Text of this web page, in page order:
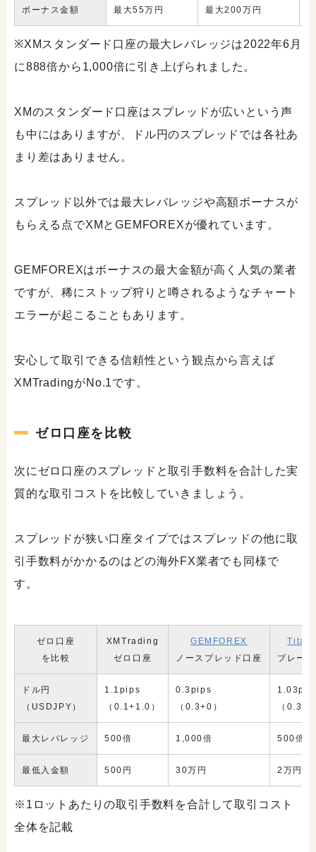
ボーナス金額 最大55万円 最大200万円
※XMスタンダード口座の最大レバレッジは2022年6月
に888倍から1,000倍に引き上げられました。
XMのスタンダード口座はスプレッドが広いという声
も中にはありますが、ドル円のスプレッドでは各社あ
まり差はありません。
スプレッド以外では最大レバレッジや高額ボーナスが
もらえる点でXMとGEMFOREXが優れています。
GEMFOREXはボーナスの最大金額が高く人気の業者
ですが、稀にストップ狩りと噂されるようなチャート
エラーが起こることもあります。
安心して取引できる信頼性という観点から言えば
XMTradingがNo.1です。
ゼロ口座を比較
次にゼロ口座のスプレッドと取引手数料を合計した実
質的な取引コストを比較していきましょう。
スプレッドが狭い口座タイプではスプレッドの他に取
引手数料がかかるのはどの海外FX業者でも同様で
す。
ゼロ口座
を比較
XMTrading
ゼロ口座
GEMFOREX
ノースプレッド口座
ブレー
ドル円
（USDJPY）
1.1pips
（0.1+1.0）
0.3pips
（0.3+0）
（
最大レバレッジ 500倍 1,000倍 500倍
最低入金額 500円 30万円 2万円
※1ロットあたりの取引手数料を合計して取引コスト
全体を記載